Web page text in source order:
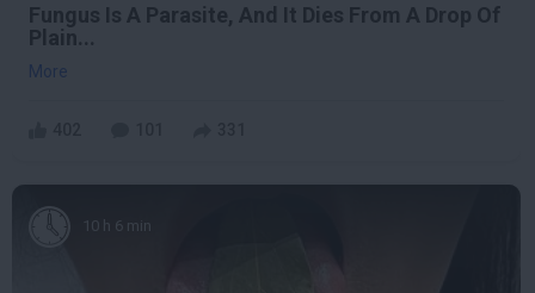
Fungus Is A Parasite, And It Dies From A Drop Of
Plain...
More
10 h 6 min